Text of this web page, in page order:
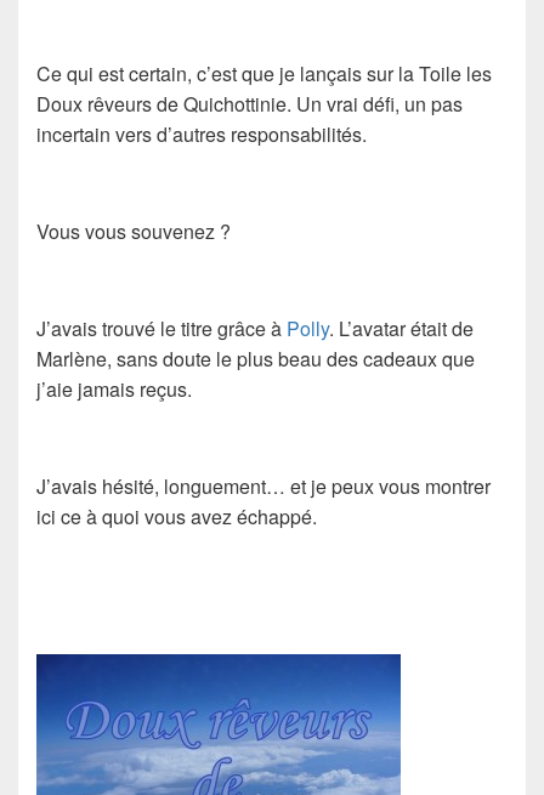
Ce qui est certain, c’est que je lançais sur la Toile les
Doux rêveurs de Quichottinie. Un vrai défi, un pas
incertain vers d’autres responsabilités.
Vous vous souvenez ?
J’avais trouvé le titre grâce à Polly. L’avatar était de
Marlène, sans doute le plus beau des cadeaux que
j’aie jamais reçus.
J’avais hésité, longuement… et je peux vous montrer
ici ce à quoi vous avez échappé.